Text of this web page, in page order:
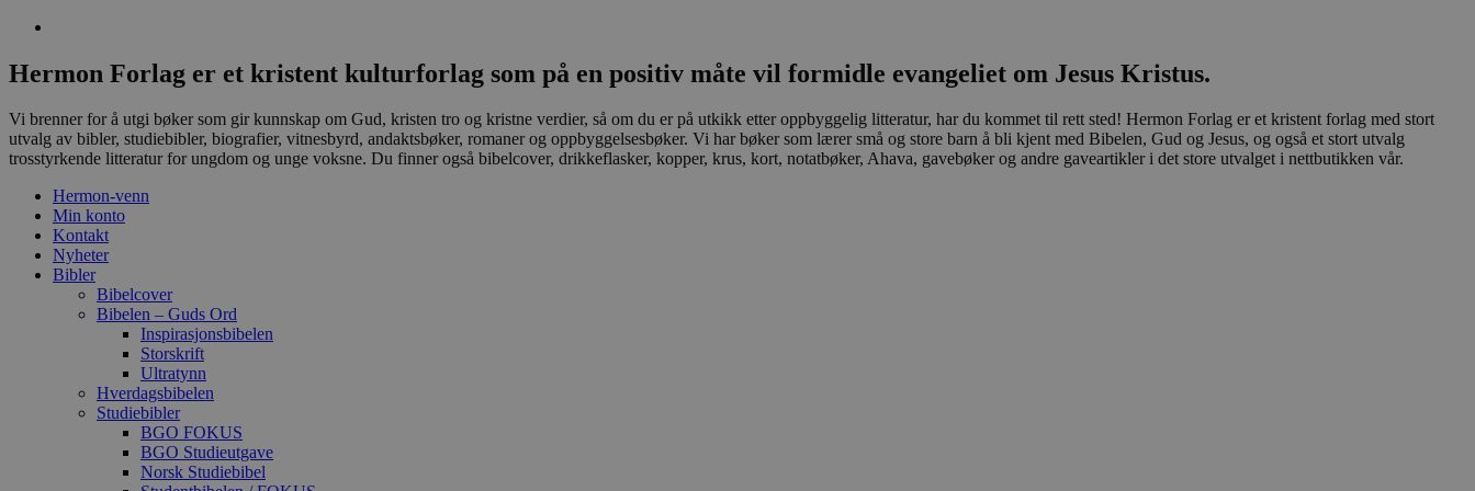
Hermon Forlag er et kristent kulturforlag som på en positiv måte vil formidle evangeliet om Jesus Kristus.
Vi brenner for å utgi bøker som gir kunnskap om Gud, kristen tro og kristne verdier, så om du er på utkikk etter oppbyggelig litteratur, har du kommet til rett sted! Hermon Forlag er et kristent forlag med stort
utvalg av bibler, studiebibler, biografier, vitnesbyrd, andaktsbøker, romaner og oppbyggelsesbøker. Vi har bøker som lærer små og store barn å bli kjent med Bibelen, Gud og Jesus, og også et stort utvalg
trosstyrkende litteratur for ungdom og unge voksne. Du finner også bibelcover, drikkeflasker, kopper, krus, kort, notatbøker, Ahava, gavebøker og andre gaveartikler i det store utvalget i nettbutikken vår.
Hermon-venn
Min konto
Kontakt
Nyheter
Bibler
Bibelcover
Bibelen – Guds Ord
Inspirasjonsbibelen
Storskrift
Ultratynn
Hverdagsbibelen
Studiebibler
BGO FOKUS
BGO Studieutgave
Norsk Studiebibel